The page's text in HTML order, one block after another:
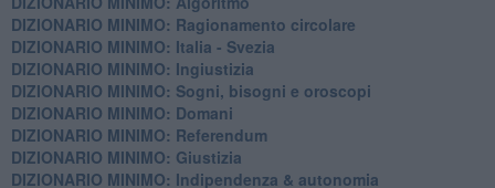
DIZIONARIO MINIMO: Ragionamento circolare
DIZIONARIO MINIMO: Italia - Svezia
DIZIONARIO MINIMO: ​Ingiustizia
DIZIONARIO MINIMO: ​Sogni, bisogni e oroscopi
DIZIONARIO MINIMO: Domani
DIZIONARIO MINIMO: Referendum
DIZIONARIO MINIMO: Giustizia
DIZIONARIO MINIMO: ​Indipendenza & autonomia